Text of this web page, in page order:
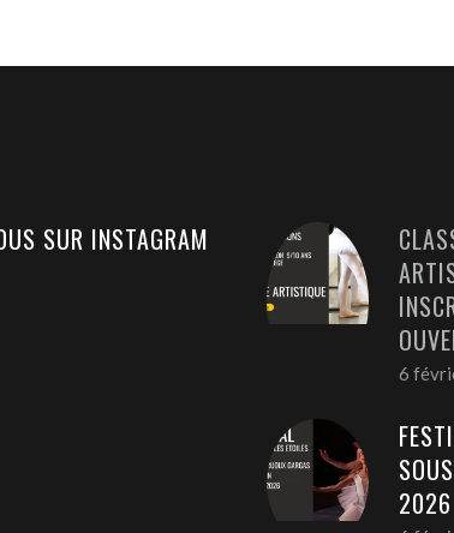
SUR INSTAGRAM
6
2026